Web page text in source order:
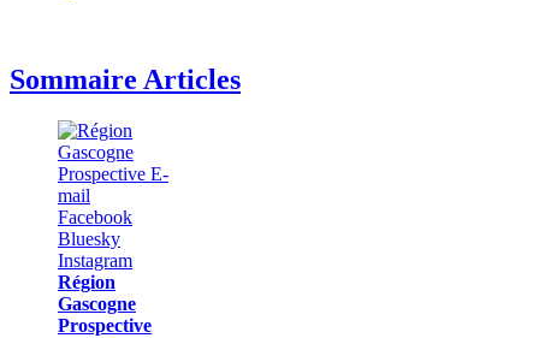
Sommaire Articles
Région
Gascogne
Prospective